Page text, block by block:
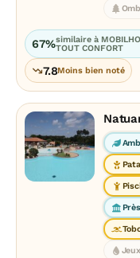
67%similaire à
TOUT CONFORT
7.8Moins bien noté